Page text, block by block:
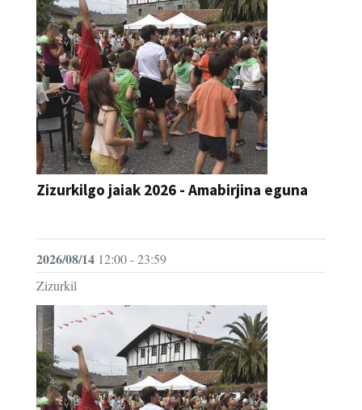
Zizurkilgo jaiak 2026 - Amabirjina eguna